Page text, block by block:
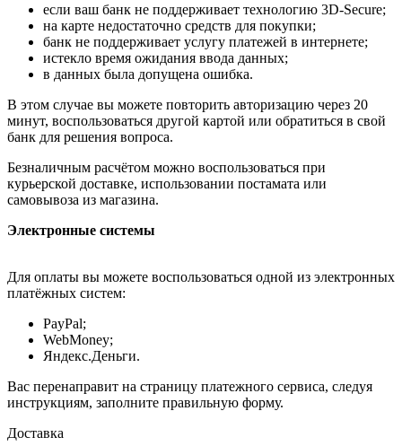
если ваш банк не поддерживает технологию 3D-Secure;
на карте недостаточно средств для покупки;
банк не поддерживает услугу платежей в интернете;
истекло время ожидания ввода данных;
в данных была допущена ошибка.
В этом случае вы можете повторить авторизацию через 20
минут, воспользоваться другой картой или обратиться в свой
банк для решения вопроса.
Безналичным расчётом можно воспользоваться при
курьерской доставке, использовании постамата или
самовывоза из магазина.
Электронные системы
Для оплаты вы можете воспользоваться одной из электронных
платёжных систем:
PayPal;
WebMoney;
Яндекс.Деньги.
Вас перенаправит на страницу платежного сервиса, следуя
инструкциям, заполните правильную форму.
Доставка